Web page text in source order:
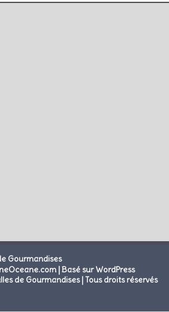
Gourmandises
|Basé sur WordPress
de Gourmandises | Tous droits réservés